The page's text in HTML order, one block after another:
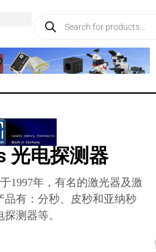
光电探测器
1997年，有名的激光器及激
品有：分秒、皮秒和亚纳秒
测器等。